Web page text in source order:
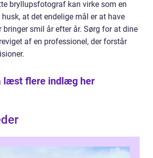
bryllupsfotograf kan virke som en
at det endelige mål er at have
bringer smil år efter år. Sørg for at dine
af en professionel, der forstår
læst flere indlæg her